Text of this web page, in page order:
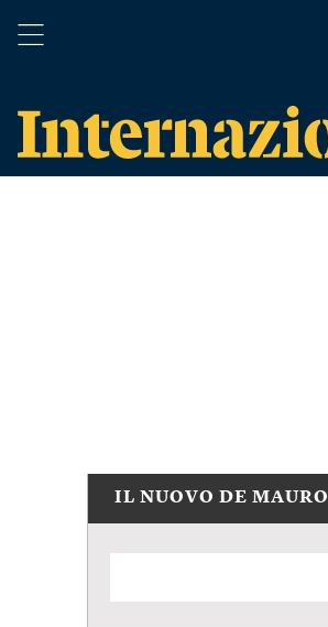
IL NUOVO DE MAURO